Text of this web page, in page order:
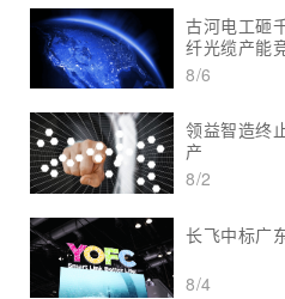
古河电工砸
纤光缆产能
8/6
领益智造终
产
8/2
长飞中标广
8/4